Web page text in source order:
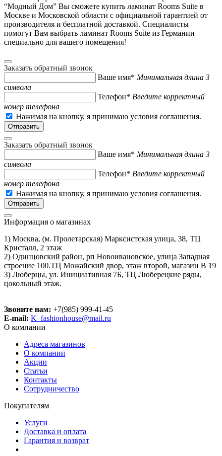
“Модный Дом” Вы сможете купить ламинат Rooms Suite в
Москве и Московской области с официальной гарантией от
производителя и бесплатной доставкой. Специалисты
помогут Вам выбрать ламинат Rooms Suite из Германии
специально для вашего помещения!
Заказать обратный звонок
Ваше имя* Минимальная длина 3
символа
Телефон* Введите корректный
номер телефона
Нажимая на кнопку, я принимаю условия соглашения.
Заказать обратный звонок
Ваше имя* Минимальная длина 3
символа
Телефон* Введите корректный
номер телефона
Нажимая на кнопку, я принимаю условия соглашения.
Информация о магазинах
1) Москва, (м. Пролетарская) Марксистская улица, 38, ТЦ
Кристалл, 2 этаж
2) Одинцовский район, рп Новоивановское, улица Западная
строение 100.ТЦ Можайский двор, этаж второй, магазин В 19
3) Люберцы, ул. Инициативная 7Б, ТЦ Люберецкие ряды,
цокольный этаж.
Звоните нам: +7(985) 999-41-45
E-mail: K_fashionhouse@mail.ru
О компании
Адреса магазинов
О компании
Акции
Статьи
Контакты
Сотрудничество
Покупателям
Услуги
Доставка и оплата
Гарантия и возврат